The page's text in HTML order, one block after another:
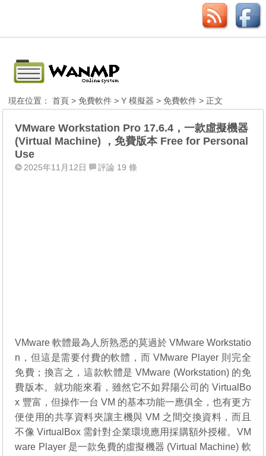
現在位置：首頁 >免費軟件 >Y 模擬器 >免費軟件 > 正文
VMware Workstation Pro 17.6.4，一款虛擬機器
(Virtual Machine) ，免費版本 Free for Personal
Use
2025年11月12日 評論 19 條
VMware 軟體最為人所熟悉的莫過於 VMware Workstatio
n，但這是需要付費的軟體，而 VMware Player 則完全
免費；換言之，這款軟體是 VMware (Workstation) 的免
費版本。就功能來看，雖然它不如昇陽公司的 VirtualBo
x 豐富，但操作一台 VM 的基本功能一應俱全，也有更方
便使用的共享資料夾讓主機與 VM 之間交換資料，而且
不像 VirtualBox 需針對企業環境應用採購額外授權。VM
ware Player 是一款免費的虛擬機器 (Virtual Machine) 軟